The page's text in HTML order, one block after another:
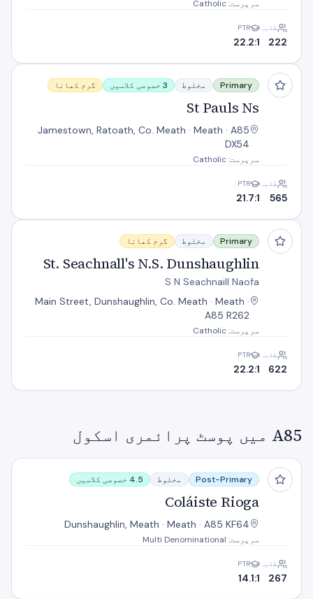
سرپرست: Catholic
طلبہ
222
PTR
22.2:1
St Pauls Ns
Primary مخلوط 3 خصوصی کلاسیں گرم کھانا
St Pauls Ns
Jamestown, Ratoath, Co. Meath · Meath · A85
DX54
سرپرست: Catholic
طلبہ
565
PTR
21.7:1
St. Seachnall's N.S. Dunshaughlin
Primary مخلوط گرم کھانا
St. Seachnall's N.S. Dunshaughlin
S N Seachnaill Naofa
Main Street, Dunshaughlin, Co. Meath · Meath ·
A85 R262
سرپرست: Catholic
طلبہ
622
PTR
22.2:1
A85 میں پوسٹ پرائمری اسکول
Coláiste Rioga
Post-Primary مخلوط 4.5 خصوصی کلاسیں
Coláiste Rioga
Dunshaughlin, Meath · Meath · A85 KF64
سرپرست: Multi Denominational
طلبہ
267
PTR
14.1:1